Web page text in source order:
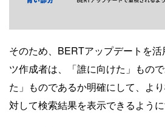
そのため、BERTアップデートを
ツ作成者は、「誰に向けた」もの
た」ものであるか明確にして、よ
対して検索結果を表示できるように